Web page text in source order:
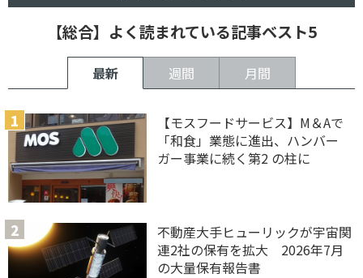
【総合】よく読まれている記事ベスト5
最新 週間 月間
【モスフードサービス】M＆Aで
「和食」業態に進出、ハンバー
ガー事業に続く第2 の柱に
不動産大手ヒューリックが宇宙関
連2社の保有を拡大 2026年7月
の大量保有報告書